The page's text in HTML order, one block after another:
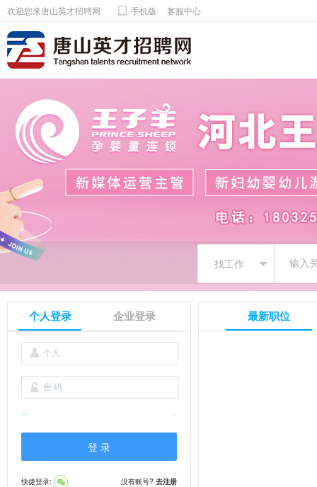
欢迎您来唐山英才招聘网 手机版 客服中心
个人登录 企业登录
快捷登录: 去注册
没有账号?
最新职位